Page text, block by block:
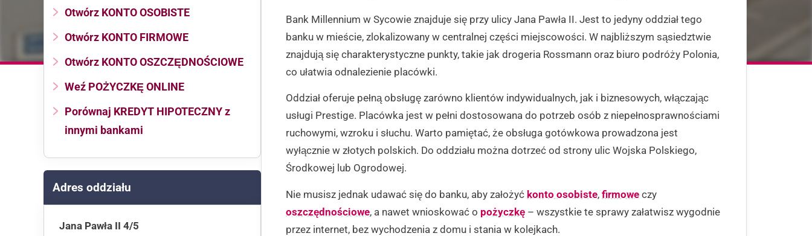
Otwórz KONTO OSOBISTE
Otwórz KONTO FIRMOWE
Otwórz KONTO OSZCZĘDNOŚCIOWE
Weź POŻYCZKĘ ONLINE
Porównaj KREDYT HIPOTECZNY z
innymi bankami
Adres oddziału
Jana Pawła II 4/5
Bank Millennium w Sycowie znajduje się przy ulicy Jana Pawła II. Jest to jedyny oddział tego
banku w mieście, zlokalizowany w centralnej części miejscowości. W najbliższym sąsiedztwie
znajdują się charakterystyczne punkty, takie jak drogeria Rossmann oraz biuro podróży Polonia,
co ułatwia odnalezienie placówki.
Oddział oferuje pełną obsługę zarówno klientów indywidualnych, jak i biznesowych, włączając
usługi Prestige. Placówka jest w pełni dostosowana do potrzeb osób z niepełnosprawnościami
ruchowymi, wzroku i słuchu. Warto pamiętać, że obsługa gotówkowa prowadzona jest
wyłącznie w złotych polskich. Do oddziału można dotrzeć od strony ulic Wojska Polskiego,
Środkowej lub Ogrodowej.
Nie musisz jednak udawać się do banku, aby założyć konto osobiste, firmowe czy
oszczędnościowe, a nawet wnioskować o pożyczkę – wszystkie te sprawy załatwisz wygodnie
przez internet, bez wychodzenia z domu i stania w kolejkach.